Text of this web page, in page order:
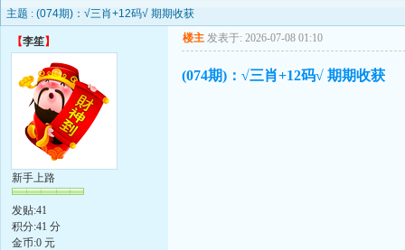
主题 : (074期)：√三肖+12码√ 期期收获
【李笙】
新手上路
发贴:41
积分:41 分
金币:0 元
楼主 发表于: 2026-07-08 01:10
(074期)：√三肖+12码√ 期期收获